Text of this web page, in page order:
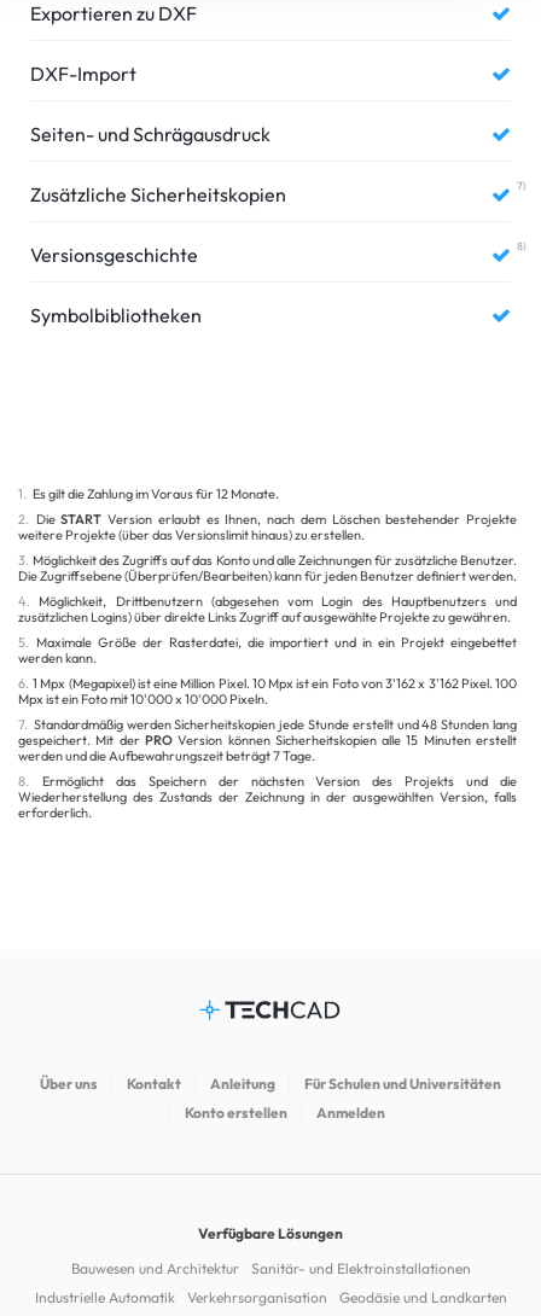
Exportieren zu DXF
DXF-Import
Seiten- und Schrägausdruck
Zusätzliche Sicherheitskopien 7)
Versionsgeschichte 8)
Symbolbibliotheken
1. Es gilt die Zahlung im Voraus für 12 Monate.
2. DieSTART Version erlaubt es Ihnen, nach dem Löschen bestehender Projekte
weitere Projekte (über das Versionslimit hinaus) zu erstellen.
3. Möglichkeit des Zugriffs auf das Konto und alle Zeichnungen für zusätzliche Benutzer.
Die Zugriffsebene (Überprüfen/Bearbeiten) kann für jeden Benutzer definiert werden.
4. Möglichkeit, Drittbenutzern (abgesehen vom Login des Hauptbenutzers und
zusätzlichen Logins) über direkte Links Zugriff auf ausgewählte Projekte zu gewähren.
5. Maximale Größe der Rasterdatei, die importiert und in ein Projekt eingebettet
werden kann.
6. 1 Mpx (Megapixel) ist eine Million Pixel. 10 Mpx ist ein Foto von 3'162 x 3'162 Pixel. 100
Mpx ist ein Foto mit 10'000 x 10'000 Pixeln.
7. Standardmäßig werden Sicherheitskopien jede Stunde erstellt und 48 Stunden lang
gespeichert. Mit der PROVersion können Sicherheitskopien alle 15 Minuten erstellt
werden und die Aufbewahrungszeit beträgt 7 Tage.
8.
Ermöglicht das Speichern der nächsten Version des Projekts und die
Wiederherstellung des Zustands der Zeichnung in der ausgewählten Version, falls
erforderlich.
Über uns Kontakt Anleitung
Für Schulen und Universitäten
Konto erstellen
Anmelden
Verfügbare Lösungen
Bauwesen und Architektur
Sanitär- und Elektroinstallationen
Industrielle Automatik
Verkehrsorganisation Geodäsie und Landkarten